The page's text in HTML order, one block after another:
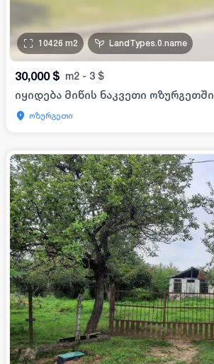
10426 m2 LandTypes.0.name
30,000 $ m2 - 3 $
იყიდება მიწის ნაკვეთი ოზურგეთში
ოზურგეთი